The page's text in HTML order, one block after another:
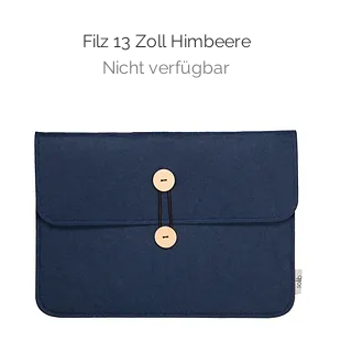
Filz 13 Zoll Himbeere
Nicht verfügbar